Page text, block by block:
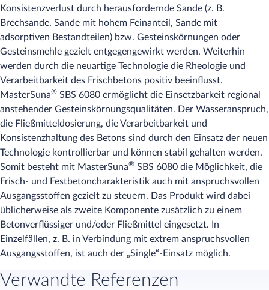
Konsistenzverlust durch herausfordernde Sande (z. B.
Brechsande, Sande mit hohem Feinanteil, Sande mit
adsorptiven Bestandteilen) bzw. Gesteinskörnungen oder
Gesteinsmehle gezielt entgegengewirkt werden. Weiterhin
werden durch die neuartige Technologie die Rheologie und
Verarbeitbarkeit des Frischbetons positiv beeinflusst.
MasterSuna® SBS 6080 ermöglicht die Einsetzbarkeit regional
anstehender Gesteinskörnungsqualitäten. Der Wasseranspruch,
die Fließmitteldosierung, die Verarbeitbarkeit und
Konsistenzhaltung des Betons sind durch den Einsatz der neuen
Technologie kontrollierbar und können stabil gehalten werden.
Somit besteht mit MasterSuna® SBS 6080 die Möglichkeit, die
Frisch- und Festbetoncharakteristik auch mit anspruchsvollen
Ausgangsstoffen gezielt zu steuern. Das Produkt wird dabei
üblicherweise als zweite Komponente zusätzlich zu einem
Betonverflüssiger und/oder Fließmittel eingesetzt. In
Einzelfällen, z. B. in Verbindung mit extrem anspruchsvollen
Ausgangsstoffen, ist auch der „Single“-Einsatz möglich.
Verwandte Referenzen